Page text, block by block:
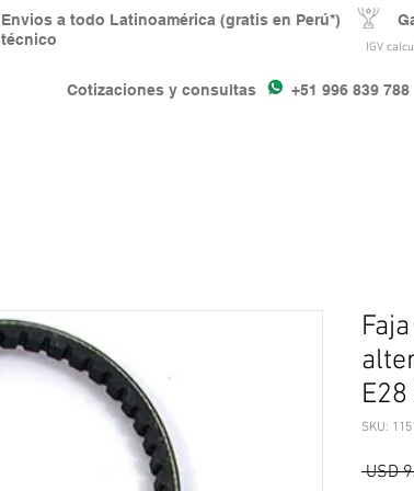
IGV
Cotizaciones y consultas +51 996 839 788
Envios a todo Latinoamérica (gratis en Perú*)
técnico
E28
SKU:
USD